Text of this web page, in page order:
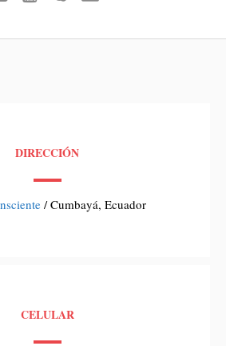
DIRECCIÓN
/ Cumbayá, Ecuador
CELULAR